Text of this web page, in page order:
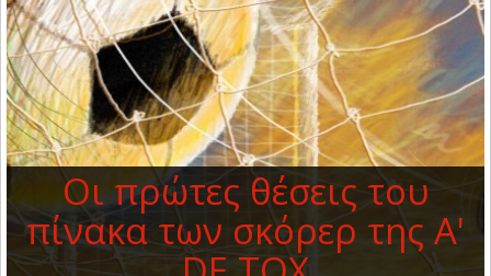
Οι πρώτες θέσεις του
πίνακα των σκόρερ της Α'